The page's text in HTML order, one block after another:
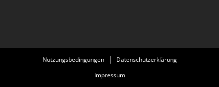
Nutzungsbedingungen
Datenschutzerklärung
Impressum